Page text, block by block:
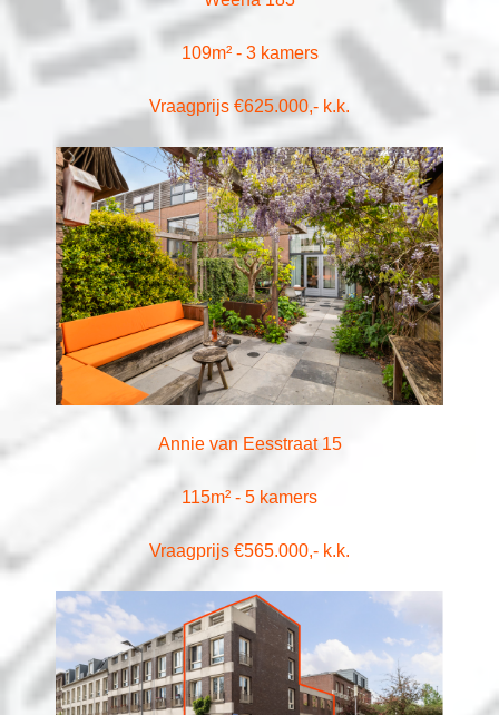
109m² - 3 kamers
Vraagprijs €625.000,- k.k.
Annie van Eesstraat 15
115m² - 5 kamers
Vraagprijs €565.000,- k.k.